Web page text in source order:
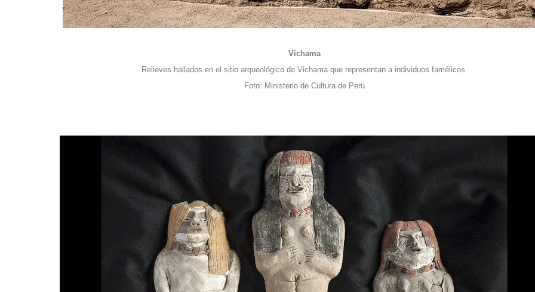
Vichama
Relieves hallados en el sitio arqueológico de Vichama que representan a individuos famélicos.
Foto: Ministerio de Cultura de Perú